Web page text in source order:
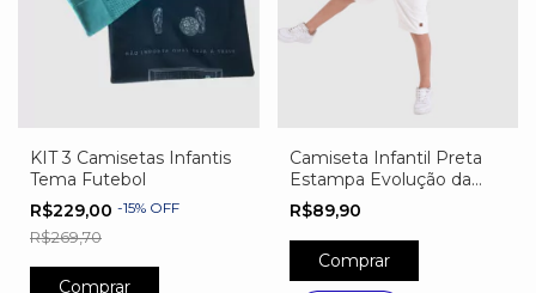
KIT 3 Camisetas Infantis
Tema Futebol
R$229,00 -15% OFF
R$269,70
Comprar
Camiseta Infantil Preta
Estampa Evolução da
Luva de Goleiro
R$89,90
Comprar